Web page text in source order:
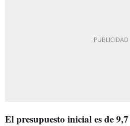
El presupuesto inicial es de